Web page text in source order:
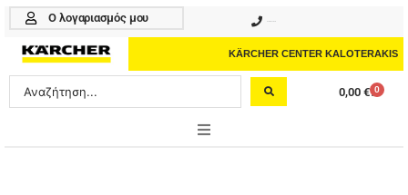
Μετάβαση
περιεχόμενο
Ο λογαριασμός μου
KÄRCHER CENTER KALOTERAKIS
Search
...
0,00 € 0
Cart